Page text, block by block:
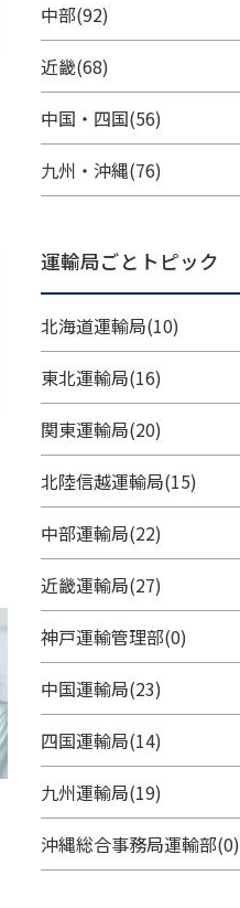
中部(92)
近畿(68)
中国・四国(56)
九州・沖縄(76)
運輸局ごとトピック
北海道運輸局(10)
東北運輸局(16)
関東運輸局(20)
北陸信越運輸局(15)
中部運輸局(22)
近畿運輸局(27)
神戸運輸管理部(0)
中国運輸局(23)
四国運輸局(14)
九州運輸局(19)
沖縄総合事務局運輸部(0)